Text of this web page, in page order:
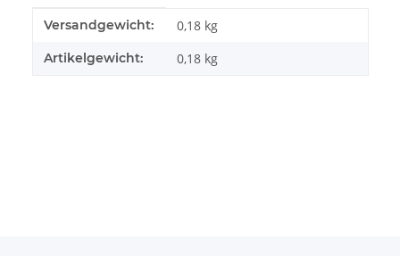
Produkteigenschaft
Wert
Versandgewicht: 0,18 kg
Artikelgewicht: 0,18 kg